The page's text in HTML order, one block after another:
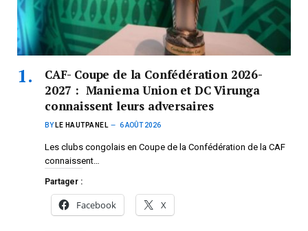
CAF- Coupe de la Confédération 2026-
2027 : Maniema Union et DC Virunga
connaissent leurs adversaires
BY LE HAUTPANEL 6 AOÛT 2026
Les clubs congolais en Coupe de la Confédération de la CAF
connaissent…
Partager :
Facebook X